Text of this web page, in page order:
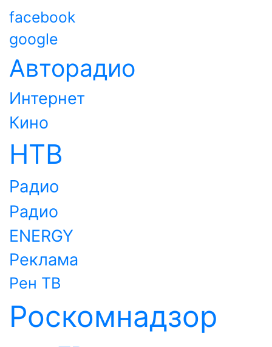
facebook
google
Авторадио
Интернет
Кино
НТВ
Радио
Радио
ENERGY
Реклама
Рен ТВ
Роскомнадзор